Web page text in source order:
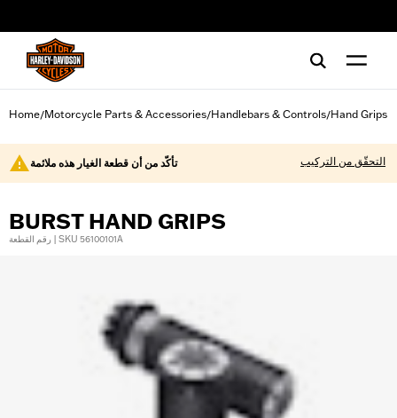
Home/Motorcycle Parts & Accessories/Handlebars & Controls/Hand Grips
تأكّد من أن قطعة الغيار هذه ملائمة التحقّق من التركيب
BURST HAND GRIPS
رقم القطعة | SKU 56100101A